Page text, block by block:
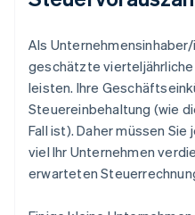
Als
geschätzte
leisten. Ihre
Steuereinbehaltung (wie
Fall ist). Daher müssen
viel Ihr Unternehmen
erwarteten